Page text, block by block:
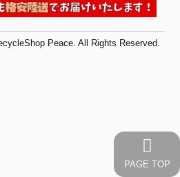
Peace. All Rights Reserved.